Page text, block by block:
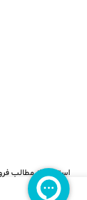
استفاده از مطالب
بلامانع است. کلیه حقوق این سایت متعلق (فروشگاه آنلاین سپهرمال) می‌باشد.